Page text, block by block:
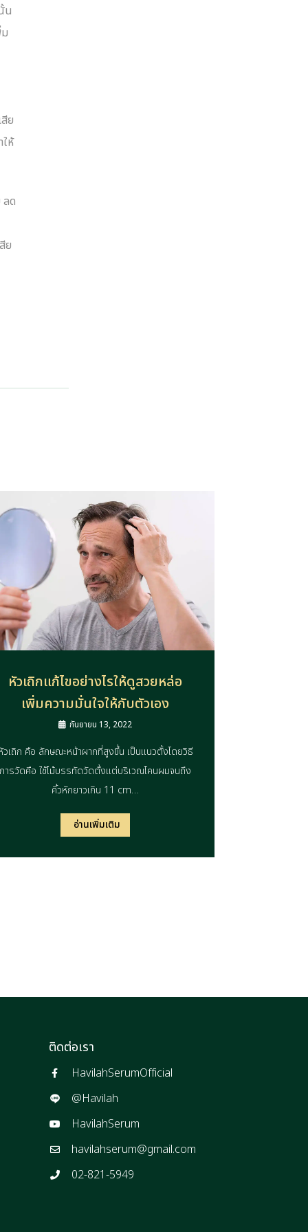
น
ย
ห้
ลด
ย
หัวเถิกแก้ไขอย่างไรให้ดูสวยหล่อ
เพิ่มความมั่นใจให้กับตัวเอง
กันยายน 13, 2022
วเถิก คือ ลักษณะหน้าผากที่สูงขึ้น เป็นแนวตั้งโดยวิธี
การวัดคือ ใช้ไม้บรรทัดวัดตั้งแต่บริเวณโคนผมจนถึง
คิ้วหักยาวเกิน 11 cm…
อ่านเพิ่มเติม
ติดต่อเรา
HavilahSerumOfficial
@Havilah
HavilahSerum
havilahserum@gmail.com
02-821-5949